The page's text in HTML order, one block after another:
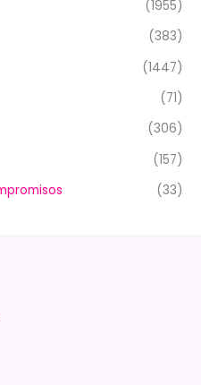
(1955)
(383)
(1447)
(71)
(306)
(157)
(33)